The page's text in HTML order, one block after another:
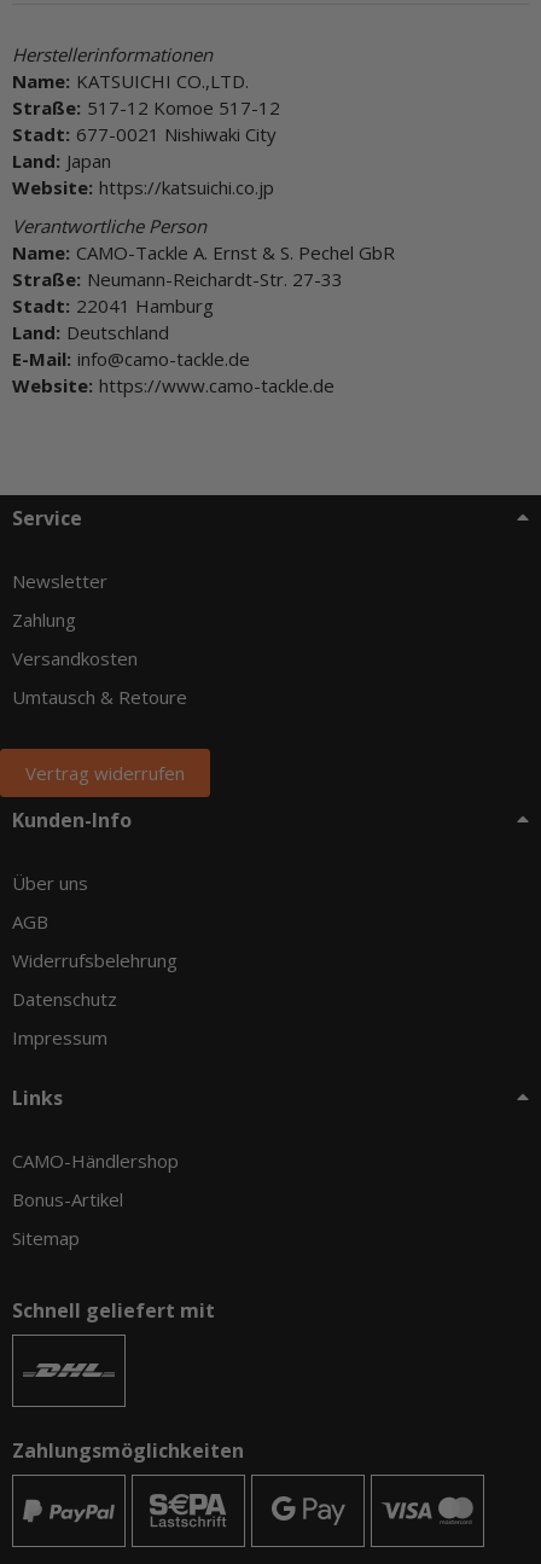
Herstellerinformationen
Name: KATSUICHI CO.,LTD.
Straße: 517-12 Komoe 517-12
Stadt: 677-0021 Nishiwaki City
Land: Japan
Website: https://katsuichi.co.jp
Verantwortliche Person
Name: CAMO-Tackle A. Ernst & S. Pechel GbR
Straße: Neumann-Reichardt-Str. 27-33
Stadt: 22041 Hamburg
Land: Deutschland
E-Mail: info@camo-tackle.de
Website: https://www.camo-tackle.de
Service
Newsletter
Zahlung
Versandkosten
Umtausch & Retoure
Vertrag widerrufen
Kunden-Info
Über uns
AGB
Widerrufsbelehrung
Datenschutz
Impressum
Links
CAMO-Händlershop
Bonus-Artikel
Sitemap
Schnell geliefert mit
Zahlungsmöglichkeiten